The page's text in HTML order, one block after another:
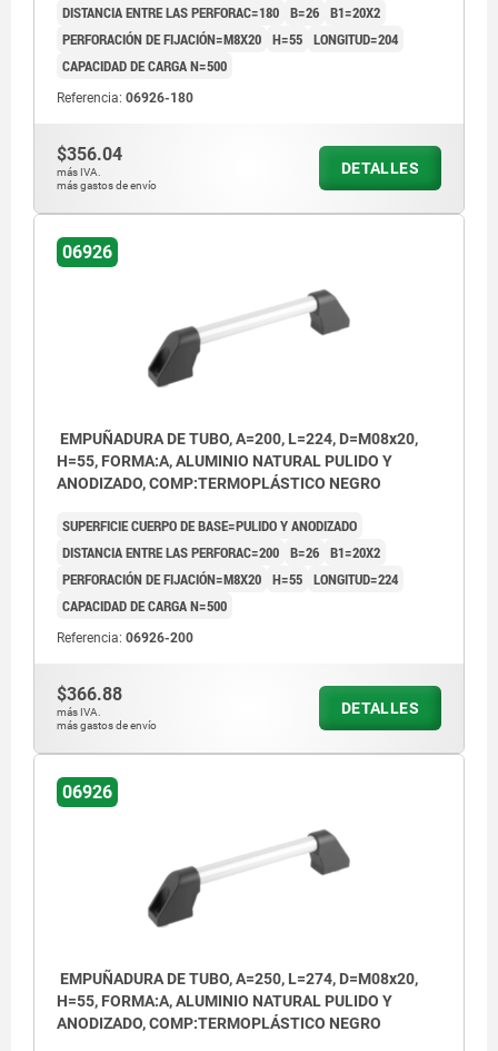
DISTANCIA ENTRE LAS PERFORAC=180 B=26 B1=20X2
PERFORACIÓN DE FIJACIÓN=M8X20 H=55 LONGITUD=204
CAPACIDAD DE CARGA N=500
Referencia: 06926-180
$356.04
más IVA.
más gastos de envío
DETALLES
06926
EMPUÑADURA DE TUBO, A=200, L=224, D=M08x20,
H=55, FORMA:A, ALUMINIO NATURAL PULIDO Y
ANODIZADO, COMP:TERMOPLÁSTICO NEGRO
SUPERFICIE CUERPO DE BASE=PULIDO Y ANODIZADO
DISTANCIA ENTRE LAS PERFORAC=200 B=26 B1=20X2
PERFORACIÓN DE FIJACIÓN=M8X20 H=55 LONGITUD=224
CAPACIDAD DE CARGA N=500
Referencia: 06926-200
$366.88
más IVA.
más gastos de envío
DETALLES
06926
EMPUÑADURA DE TUBO, A=250, L=274, D=M08x20,
H=55, FORMA:A, ALUMINIO NATURAL PULIDO Y
ANODIZADO, COMP:TERMOPLÁSTICO NEGRO